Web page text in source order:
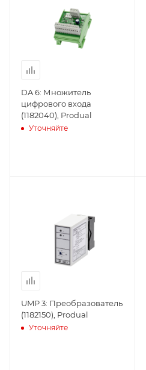
DA 6: Множитель
цифрового входа
(1182040), Produal
Уточняйте
UMP 3: Преобразователь
(1182150), Produal
Уточняйте